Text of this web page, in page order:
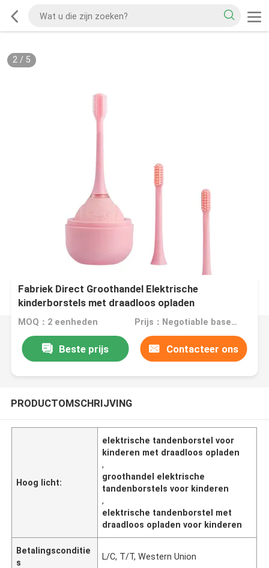
2/ 5
Fabriek Direct Groothandel Elektrische
kinderborstels met draadloos opladen
MOQ：2 eenheden Prijs：Negotiable based on order lot quantity
Beste prijs Contacteer ons
PRODUCTOMSCHRIJVING
Hoog licht:
elektrische tandenborstel voor
kinderen met draadloos opladen
,
groothandel elektrische
tandenborstels voor kinderen
,
elektrische tandenborstel met
draadloos opladen voor kinderen
Betalingsconditie
s
L/C, T/T, Western Union